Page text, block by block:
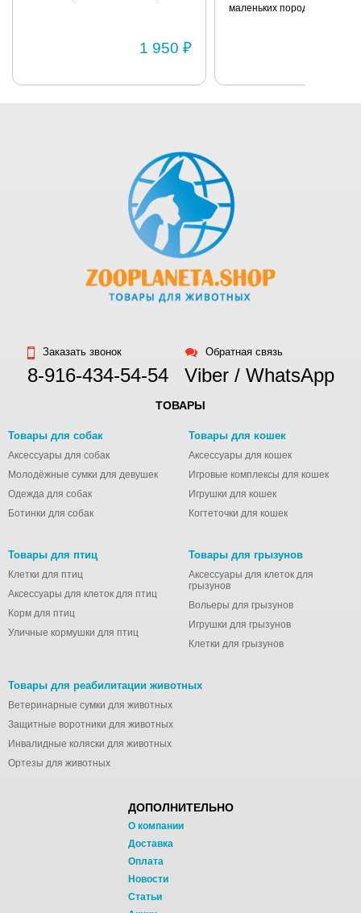
1 950 ₽
маленьких пород для
Заказать звонок
8-916-434-54-54
Обратная связь
Viber / WhatsApp
ТОВАРЫ
Товары для собак
Аксессуары для собак
Молодёжные сумки для девушек
Одежда для собак
Ботинки для собак
Товары для кошек
Аксессуары для кошек
Игровые комплексы для кошек
Игрушки для кошек
Когтеточки для кошек
Товары для птиц
Клетки для птиц
Аксессуары для клеток для птиц
Корм для птиц
Уличные кормушки для птиц
Товары для грызунов
Аксессуары для клеток для
грызунов
Вольеры для грызунов
Игрушки для грызунов
Клетки для грызунов
Товары для реабилитации животных
Ветеринарные сумки для животных
Защитные воротники для животных
Инвалидные коляски для животных
Ортезы для животных
ДОПОЛНИТЕЛЬНО
О компании
Доставка
Оплата
Новости
Статьи